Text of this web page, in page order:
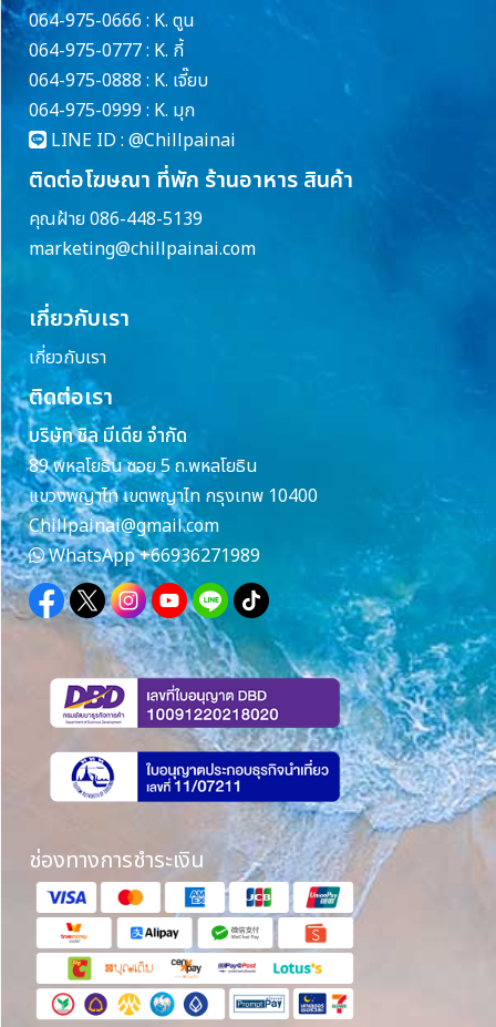
064-975-0666 : K. ตูน
064-975-0777 : K. กี้
064-975-0888 : K. เจี๊ยบ
064-975-0999 : K. มุก
LINE ID : @Chillpainai
ติดต่อโฆษณา ที่พัก ร้านอาหาร สินค้า
คุณฝ้าย 086-448-5139
marketing@chillpainai.com
เกี่ยวกับเรา
เกี่ยวกับเรา
ติดต่อเรา
บริษัท ชิล มีเดีย จำกัด
89 พหลโยธิน ซอย 5 ถ.พหลโยธิน
แขวงพญาไท เขตพญาไท กรุงเทพ 10400
Chillpainai@gmail.com
WhatsApp+66936271989
ช่องทางการชำระเงิน